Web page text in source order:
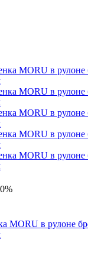
MORU в рулоне